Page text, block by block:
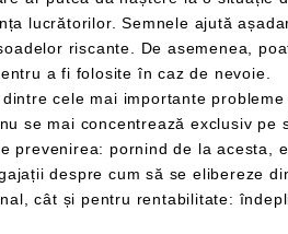
unelte precum stingătoarele și ușile de incendiu, pentru a fi folosite în caz de nevoie.
mediul de lucru îl
se